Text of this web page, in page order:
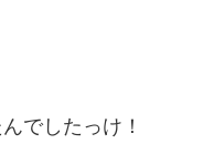
でしたっけ！